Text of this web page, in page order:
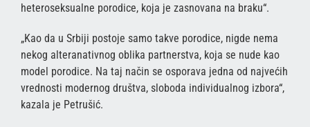
heteroseksualne porodice, koja je zasnovana na braku“.
„Kao da u Srbiji postoje samo takve porodice, nigde nema
nekog alteranativnog oblika partnerstva, koja se nude kao
model porodice. Na taj način se osporava jedna od najvećih
vrednosti modernog društva, sloboda individualnog izbora“,
kazala je Petrušić.